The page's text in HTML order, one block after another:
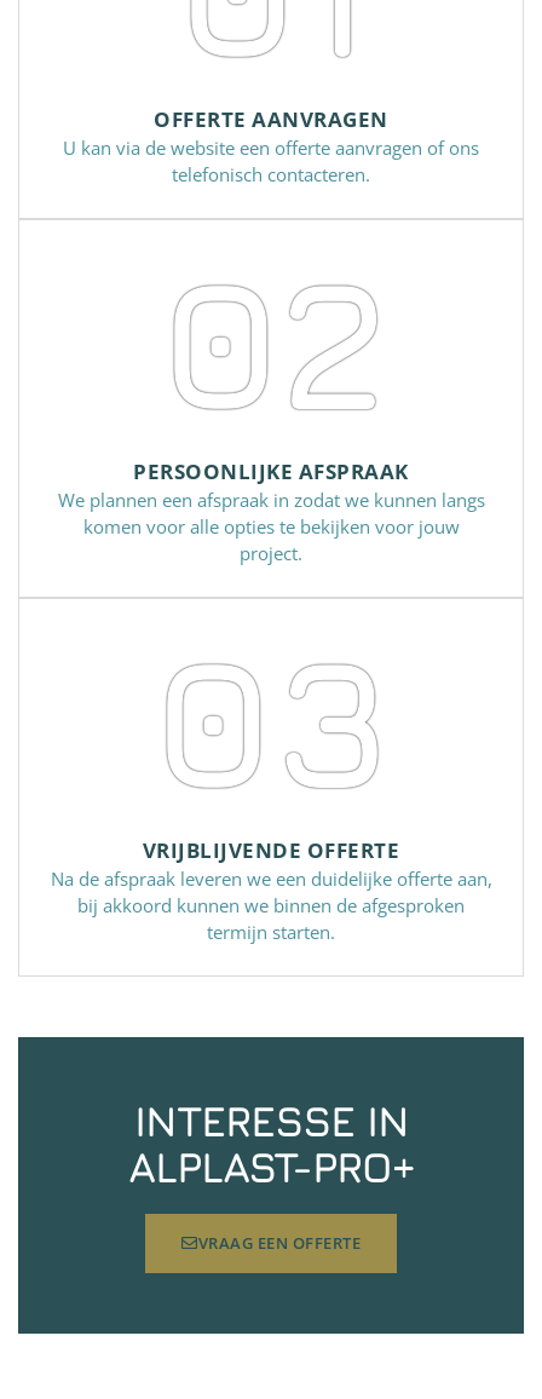
OFFERTE AANVRAGEN
U kan via de website een offerte aanvragen of ons
telefonisch contacteren.
02
PERSOONLIJKE AFSPRAAK
We plannen een afspraak in zodat we kunnen langs
komen voor alle opties te bekijken voor jouw
project.
03
VRIJBLIJVENDE OFFERTE
Na de afspraak leveren we een duidelijke offerte aan,
bij akkoord kunnen we binnen de afgesproken
termijn starten.
INTERESSE IN
ALPLAST-PRO+
VRAAG EEN OFFERTE